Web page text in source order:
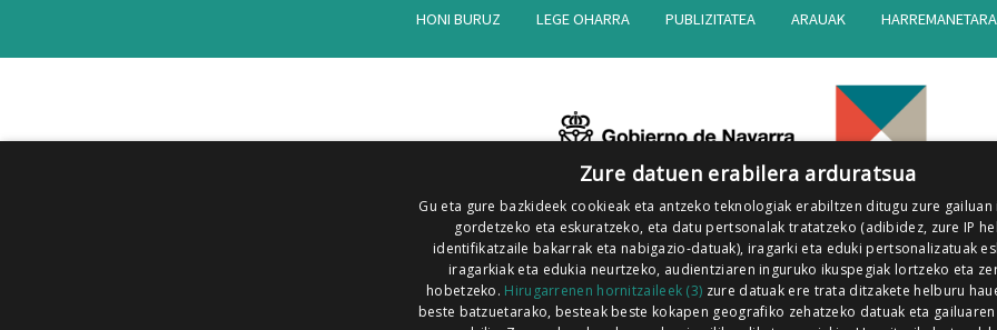
HONI BURUZ LEGE OHARRA PUBLIZITATEA ARAUAK
Zure datuen erabilera arduratsua
Gu eta gure bazkideek cookieak eta antzeko teknologiak erabiltzen ditugu zure
gordetzeko eta eskuratzeko, eta datu pertsonalak tratatzeko (adibidez, zure IP
identifikatzaile bakarrak eta nabigazio-datuak), iragarki eta eduki pertsonalizatuak
iragarkiak eta edukia neurtzeko, audientziaren inguruko ikuspegiak lortzeko eta
hobetzeko. Hirugarrenen hornitzaileek (3) zure datuak ere trata ditzakete helburu
beste batzuetarako, besteak beste kokapen geografiko zehatzeko datuak eta